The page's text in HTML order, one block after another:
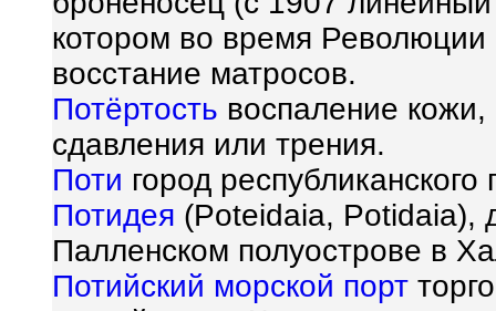
котором во время
восстание матросов.
Потёртость воспаление
сдавления или трения.
Поти город
Потидея (Poteidaia, Potidaia),
Палленском полуострове в
Потийский морской порт